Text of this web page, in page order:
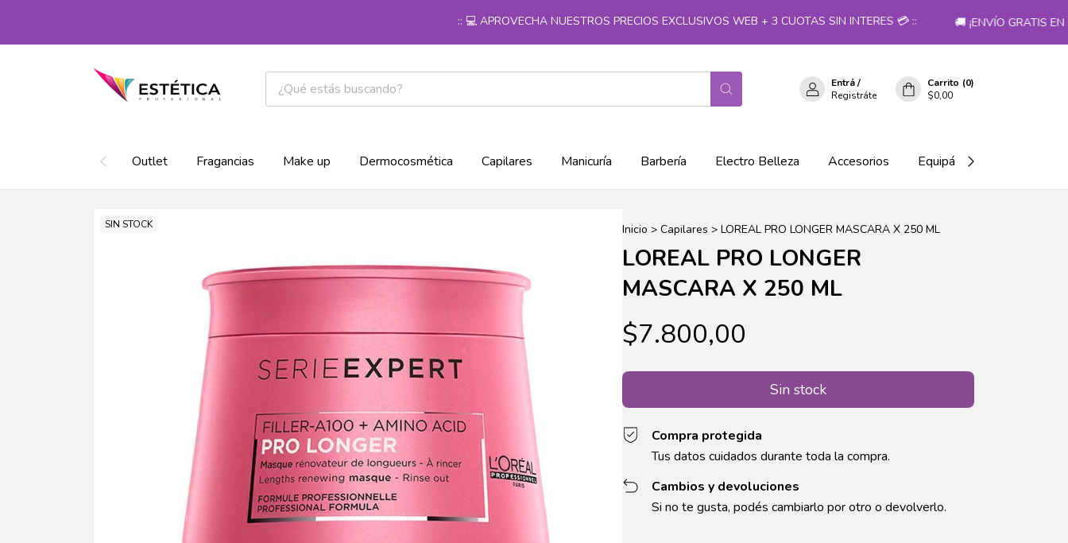
:: 💻 APROVECHA NUESTROS PRECIOS EXCLUSIVOS WEB + 3 CUOTAS SIN INTERES 💳 :: 🚚 ¡ENVÍO GRATIS EN
Entrá/
Registráte
Carrito (0)
$0,00
Outlet Fragancias Make up Dermocosmética Capilares Manicuría Barbería Electro Belleza Accesorios Equipá tu salón!
SIN STOCK Inicio > Capilares > LOREAL PRO LONGER MASCARA X 250 ML
LOREAL PRO LONGER
MASCARA X 250 ML
$7.800,00
Compra protegida
Tus datos cuidados durante toda la compra.
Cambios y devoluciones
Si no te gusta, podés cambiarlo por otro o devolverlo.